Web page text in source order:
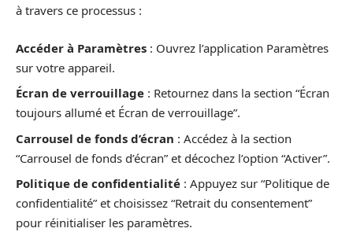
à travers ce processus :
Accéder à Paramètres : Ouvrez l’application Paramètres
sur votre appareil.
Écran de verrouillage : Retournez dans la section “Écran
toujours allumé et Écran de verrouillage”.
Carrousel de fonds d’écran : Accédez à la section
“Carrousel de fonds d’écran” et décochez l’option “Activer”.
Politique de confidentialité : Appuyez sur “Politique de
confidentialité” et choisissez “Retrait du consentement”
pour réinitialiser les paramètres.